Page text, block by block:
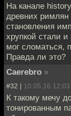
На канале
древних римлян
становления
хрупкой стали
мог сломаться,
Правда ли это?
Caerebro »
#32 | 10.05.16 12:03
К такому мечу
тонированным